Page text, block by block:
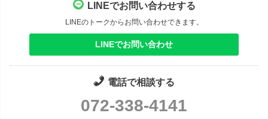
LINEでお問い合わせする
LINEのトークからお問い合わせできます。
LINEでお問い合わせ
電話で相談する
072-338-4141